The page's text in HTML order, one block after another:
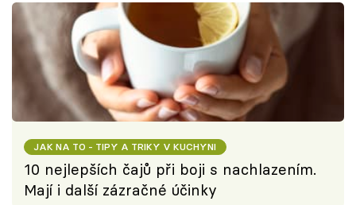
JAK NA TO - TIPY A TRIKY V KUCHYNI
10 nejlepších čajů při boji s nachlazením.
Mají i další zázračné účinky